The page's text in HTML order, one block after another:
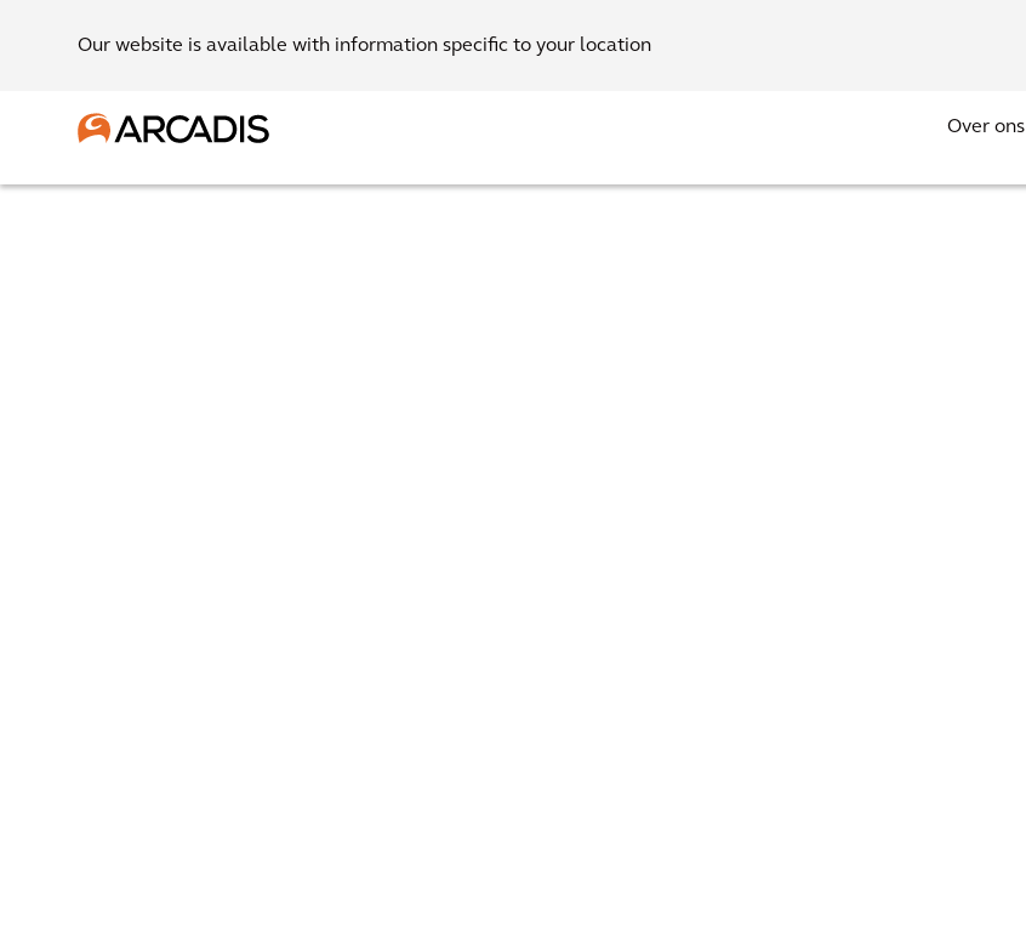
Our website is available with information specific to your location
Over ons